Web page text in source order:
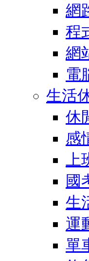
網
程
網
電
生活
休
感
國
生
運
單